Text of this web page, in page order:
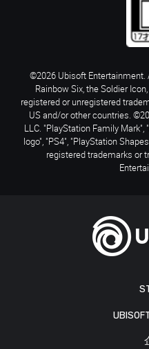
©2026 Ubisoft Entertainment.
Rainbow Six, the Soldier
registered or unregistered
US and/or other countries.
LLC. "PlayStation Family Mark",
logo", "PS4", "PlayStation
registered trademarks or